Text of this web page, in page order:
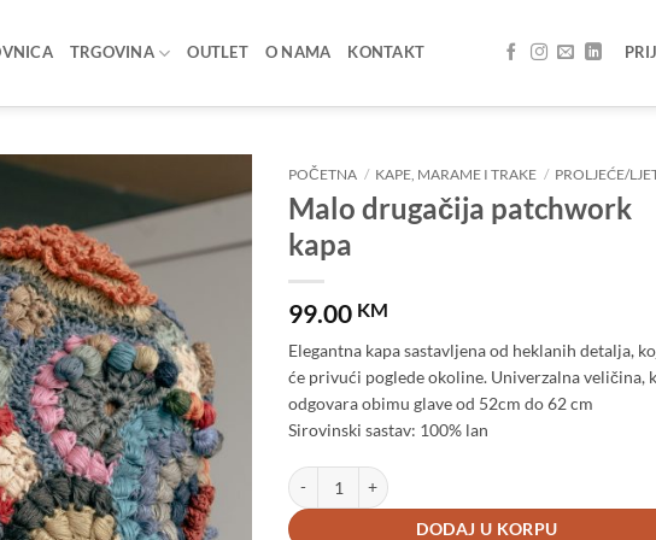
TRGOVINA OUTLET O NAMA KONTAKT
wishlist
POČETNA / KAPE, MARAME I TRAKE / PROLJEĆE/
Malo drugačija patchwork
kapa
99.00 KM
Elegantna kapa sastavljena od heklanih detalja,
će privući poglede okoline. Univerzalna veličina,
odgovara obimu glave od 52cm do 62 cm
Sirovinski sastav: 100% lan
Malo drugačija patchwork kapa količina
DODAJ U KORPU